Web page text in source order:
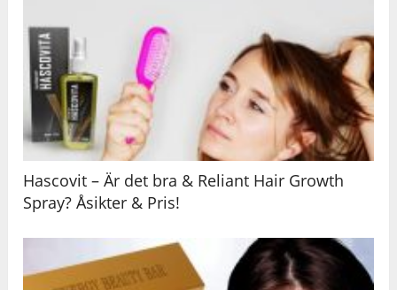
Hascovit – Är det bra & Reliant Hair Growth
Spray? Åsikter & Pris!